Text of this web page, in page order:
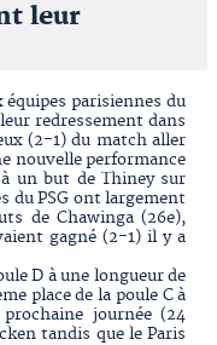
leur
parisiennes du
redressement dans
(2-1) du match aller
nouvelle performance
un but de Thiney sur
du PSG ont largement
de Chawinga (26e),
gagné (2-1) il y a
D à une longueur de
place de la poule C à
journée (24
tandis que le Paris